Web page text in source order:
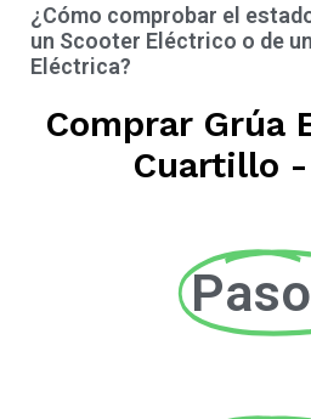
¿Cómo comprobar el
un Scooter Eléctrico o de
Eléctrica?
Comprar Grúa
Cuartillo